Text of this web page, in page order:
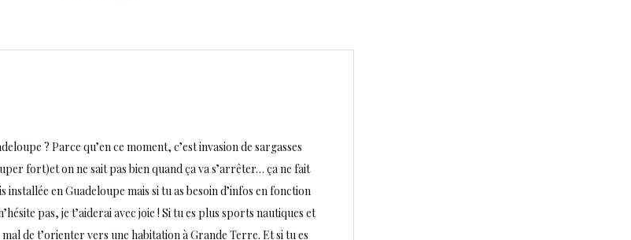
? Parce qu’en ce moment, c’est invasion de sargasses
fort)et on ne sait pas bien quand ça va s’arrêter… ça ne fait
installée en Guadeloupe mais si tu as besoin d’infos en fonction
pas, je t’aiderai avec joie ! Si tu es plus sports nautiques et
de t’orienter vers une habitation à Grande Terre. Et si tu es